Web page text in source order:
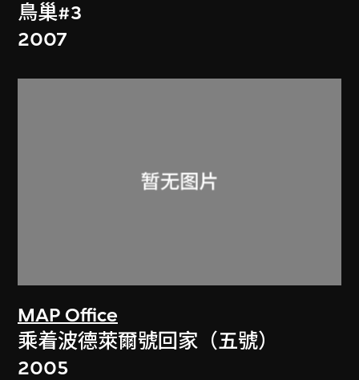
鳥巢#3
2007
MAP Office
乘着波德萊爾號回家（五號）
2005